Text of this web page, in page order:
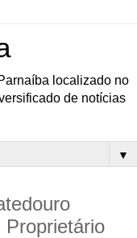
localizado no
de notícias
▼